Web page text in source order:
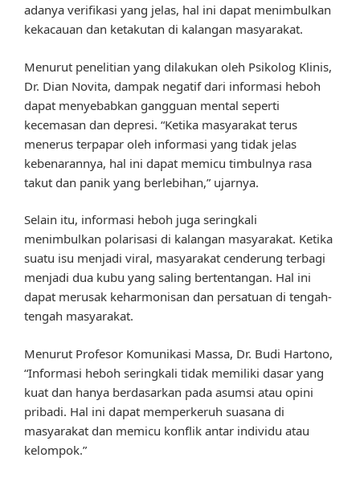
adanya verifikasi yang jelas, hal ini dapat menimbulkan
kekacauan dan ketakutan di kalangan masyarakat.
Menurut penelitian yang dilakukan oleh Psikolog Klinis,
Dr. Dian Novita, dampak negatif dari informasi heboh
dapat menyebabkan gangguan mental seperti
kecemasan dan depresi. “Ketika masyarakat terus
menerus terpapar oleh informasi yang tidak jelas
kebenarannya, hal ini dapat memicu timbulnya rasa
takut dan panik yang berlebihan,” ujarnya.
Selain itu, informasi heboh juga seringkali
menimbulkan polarisasi di kalangan masyarakat. Ketika
suatu isu menjadi viral, masyarakat cenderung terbagi
menjadi dua kubu yang saling bertentangan. Hal ini
dapat merusak keharmonisan dan persatuan di tengah-
tengah masyarakat.
Menurut Profesor Komunikasi Massa, Dr. Budi Hartono,
“Informasi heboh seringkali tidak memiliki dasar yang
kuat dan hanya berdasarkan pada asumsi atau opini
pribadi. Hal ini dapat memperkeruh suasana di
masyarakat dan memicu konflik antar individu atau
kelompok.”